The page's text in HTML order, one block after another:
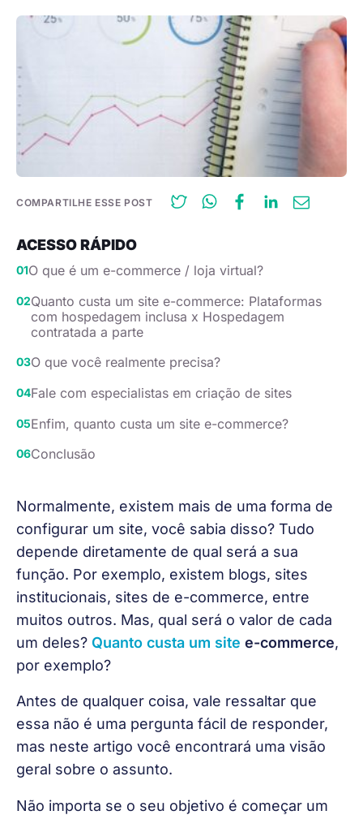
COMPARTILHE ESSE POST
ACESSO RÁPIDO
O que é um e-commerce / loja virtual?
Quanto custa um site e-commerce: Plataformas
com hospedagem inclusa x Hospedagem
contratada a parte
O que você realmente precisa?
Fale com especialistas em criação de sites
Enfim, quanto custa um site e-commerce?
Conclusão
Normalmente, existem mais de uma forma de
configurar um site, você sabia disso? Tudo
depende diretamente de qual será a sua
função. Por exemplo, existem blogs, sites
institucionais, sites de e-commerce, entre
muitos outros. Mas, qual será o valor de cada
um deles? Quanto custa um site e-commerce,
por exemplo?
Antes de qualquer coisa, vale ressaltar que
essa não é uma pergunta fácil de responder,
mas neste artigo você encontrará uma visão
geral sobre o assunto.
Não importa se o seu objetivo é começar um